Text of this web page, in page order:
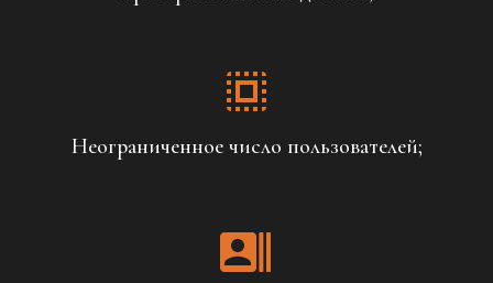
Неограниченное число пользователей;